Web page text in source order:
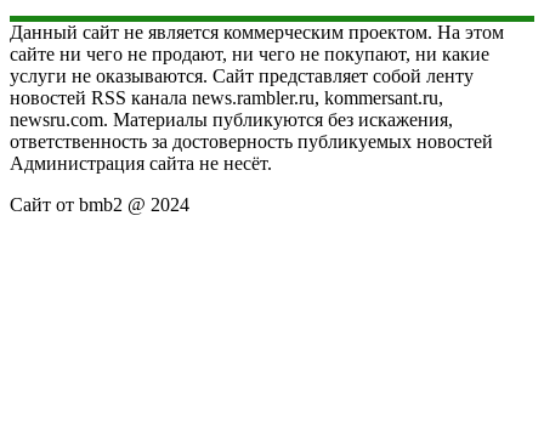
Данный сайт не является коммерческим проектом. На этом
сайте ни чего не продают, ни чего не покупают, ни какие
услуги не оказываются. Сайт представляет собой ленту
новостей RSS канала news.rambler.ru, kommersant.ru,
newsru.com. Материалы публикуются без искажения,
ответственность за достоверность публикуемых новостей
Администрация сайта не несёт.
Сайт от bmb2 @ 2024